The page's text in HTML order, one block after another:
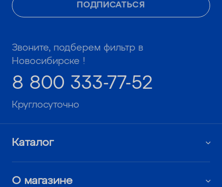
ПОДПИСАТЬСЯ
Звоните, подберем фильтр в
Новосибирске !
8 800 333-77-52
Круглосуточно
Каталог
О магазине